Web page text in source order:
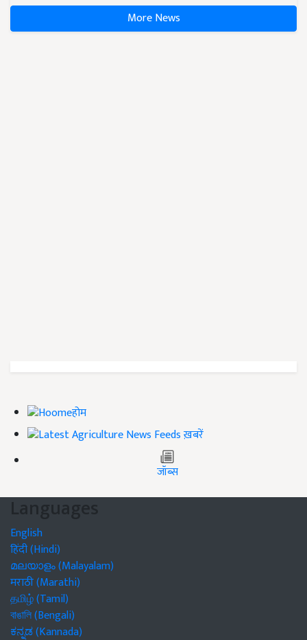
More News
होम
ख़बरें
जॉब्स
Languages
English
हिंदी (Hindi)
മലയാളം (Malayalam)
मराठी (Marathi)
தமிழ் (Tamil)
বাঙালি (Bengali)
ಕನ್ನಡ (Kannada)